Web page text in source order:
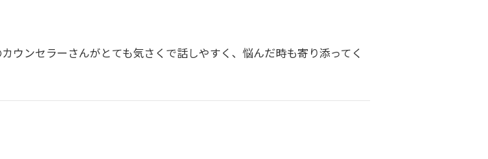
ウンセラーさんがとても気さくで話しやすく、悩んだ時も寄り添ってく